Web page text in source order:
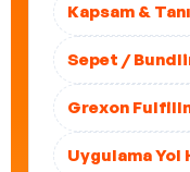
Kapsam &
Sepet /
Grexon
Uygulama Yol